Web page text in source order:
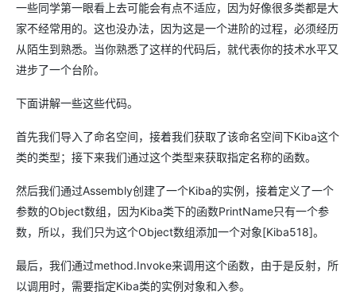
一些同学第一眼看上去可能会有点不适应，因为好像很多类都是大
家不经常用的。这也没办法，因为这是一个进阶的过程，必须经历
从陌生到熟悉。当你熟悉了这样的代码后，就代表你的技术水平又
进步了一个台阶。
下面讲解一些这些代码。
首先我们导入了命名空间，接着我们获取了该命名空间下Kiba这个
类的类型；接下来我们通过这个类型来获取指定名称的函数。
然后我们通过Assembly创建了一个Kiba的实例，接着定义了一个
参数的Object数组，因为Kiba类下的函数PrintName只有一个参
数，所以，我们只为这个Object数组添加一个对象[Kiba518]。
最后，我们通过method.Invoke来调用这个函数，由于是反射，所
以调用时，需要指定Kiba类的实例对象和入参。